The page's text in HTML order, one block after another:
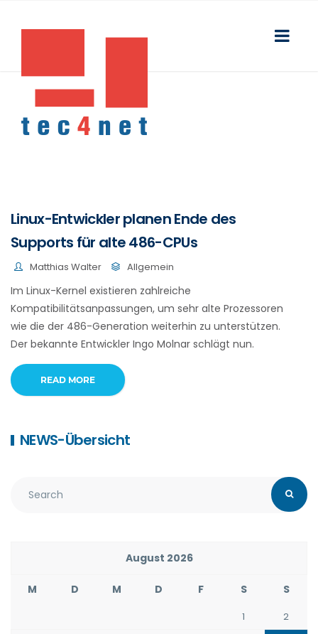
Linux-Entwickler planen Ende des
Supports für alte 486-CPUs
Matthias Walter Allgemein
Im Linux-Kernel existieren zahlreiche
Kompatibilitätsanpassungen, um sehr alte Prozessoren
wie die der 486-Generation weiterhin zu unterstützen.
Der bekannte Entwickler Ingo Molnar schlägt nun.
READ MORE
NEWS-Übersicht
August 2026
M D M D F S S
1
2